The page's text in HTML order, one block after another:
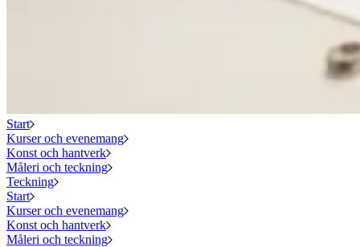
Start
Kurser och evenemang
Konst och hantverk
Måleri och teckning
Teckning
Start
Kurser och evenemang
Konst och hantverk
Måleri och teckning